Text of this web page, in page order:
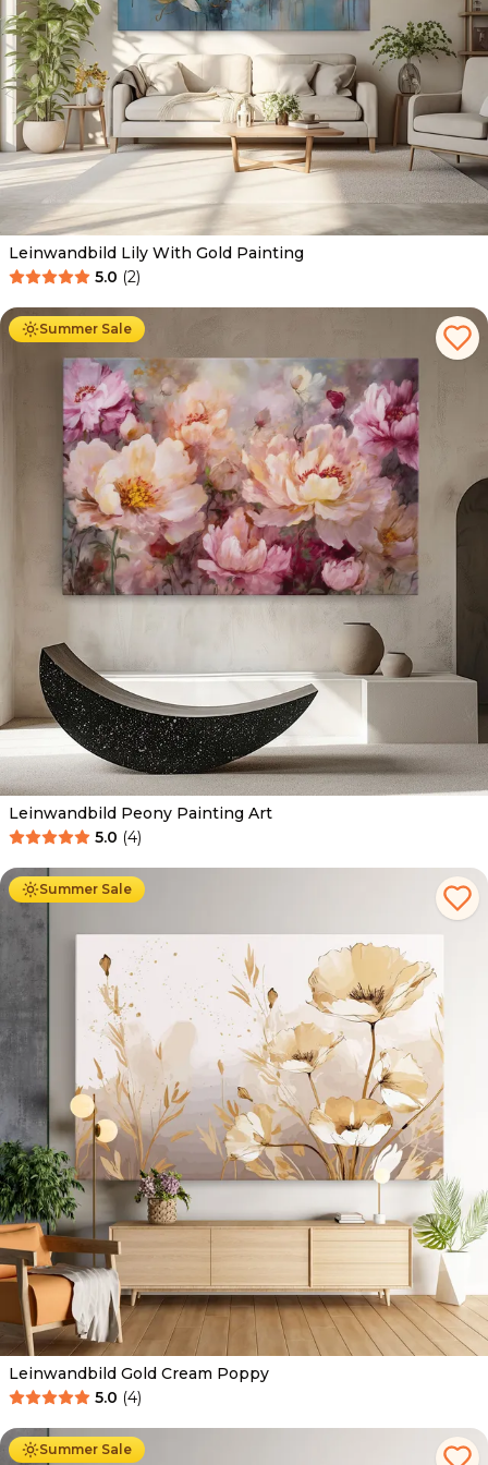
Leinwandbild Lily With Gold Painting
5.0 (2)
Summer Sale
Ab 39.90 € 34.90
Leinwandbild Peony Painting Art
5.0 (4)
Summer Sale
Ab 39.90 € 34.90
Leinwandbild Gold Cream Poppy
5.0 (4)
Summer Sale
Ab 39.90 € 34.90